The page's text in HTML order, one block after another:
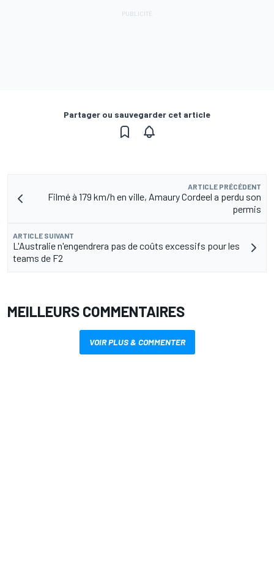
Partager ou sauvegarder cet article
ARTICLE PRÉCÉDENT
Filmé à 179 km/h en ville, Amaury Cordeel a perdu son
permis
ARTICLE SUIVANT
L'Australie n'engendrera pas de coûts excessifs pour les
teams de F2
MEILLEURS COMMENTAIRES
VOIR PLUS & COMMENTER